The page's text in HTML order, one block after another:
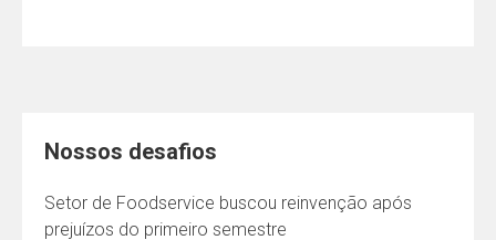
Nossos desafios
Setor de Foodservice buscou reinvenção após
prejuízos do primeiro semestre